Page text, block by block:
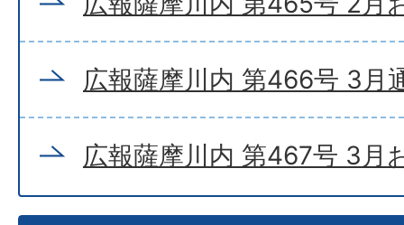
広報薩摩川内 第466号 3月
広報薩摩川内 第467号 3月